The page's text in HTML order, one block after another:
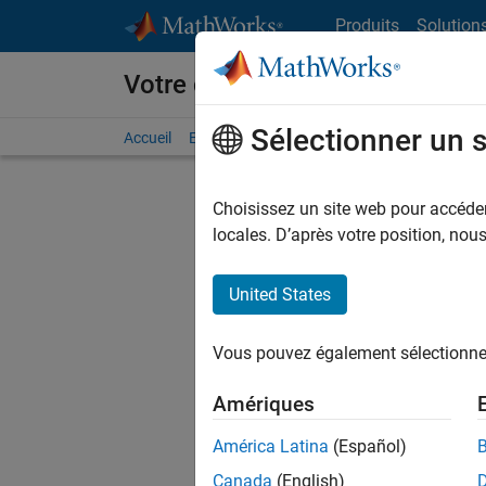
Produits
Votre carrière chez MathWorks
Accueil Explorer nos opportunités Adresses de
FILTRER
d'offre
Les
Sélectionner un
Choisissez un site web pour
locales. D’après votre position,
United States
Vous pouvez également
Amériques
América Latina (Español)
Canada (English)